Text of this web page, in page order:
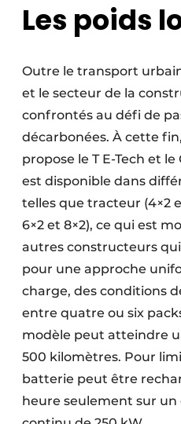
Les poids
Outre le transport
et le secteur de la
confrontés au défi de
décarbonées. À cette
propose le T E-Tech et le
est disponible dans
telles que tracteur (4×2
6×2 et 8×2), ce qui est
autres constructeurs
pour une approche
charge, des conditions
entre quatre ou six
modèle peut atteindre
500 kilomètres. Pour
batterie peut être
heure seulement sur